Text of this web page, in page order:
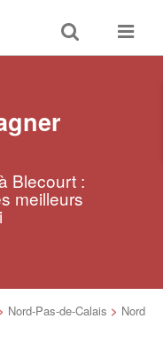
Toggle
search
Toggle
Blecourt :
meilleurs
Nord-Pas-de-Calais > Nord